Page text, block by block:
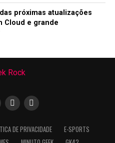
próximas atualizações
Cloud e grande
DE PRIVACIDADE
E-SPORTS